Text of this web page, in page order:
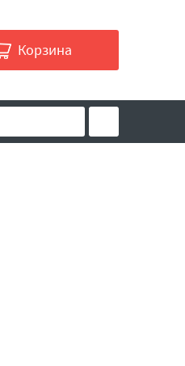
Корзина